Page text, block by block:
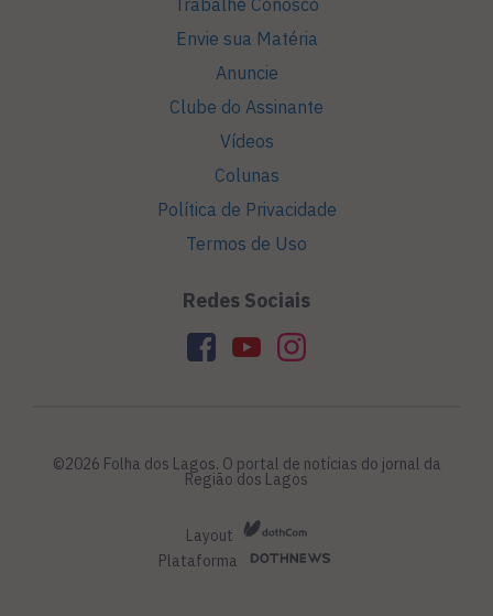
Envie sua Matéria
Anuncie
Clube do Assinante
Vídeos
Colunas
Política de Privacidade
Termos de Uso
Redes Sociais
©2026 Folha dos Lagos. O portal de notícias do jornal da
Região dos Lagos
Layout
Plataforma